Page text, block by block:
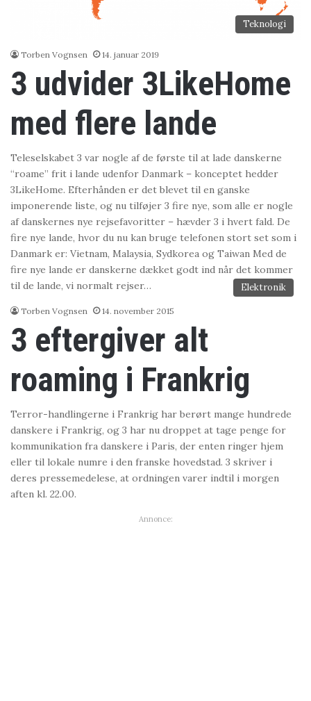
Teknologi
Torben Vognsen 14. januar 2019
3 udvider 3LikeHome
med flere lande
Teleselskabet 3 var nogle af de første til at lade danskerne
“roame” frit i lande udenfor Danmark – konceptet hedder
3LikeHome. Efterhånden er det blevet til en ganske
imponerende liste, og nu tilføjer 3 fire nye, som alle er nogle
af danskernes nye rejsefavoritter – hævder 3 i hvert fald. De
fire nye lande, hvor du nu kan bruge telefonen stort set som i
Danmark er: Vietnam, Malaysia, Sydkorea og Taiwan Med de
fire nye lande er danskerne dækket godt ind når det kommer
til de lande, vi normalt rejser…
Elektronik
Torben Vognsen 14. november 2015
3 eftergiver alt
roaming i Frankrig
Terror-handlingerne i Frankrig har berørt mange hundrede
danskere i Frankrig, og 3 har nu droppet at tage penge for
kommunikation fra danskere i Paris, der enten ringer hjem
eller til lokale numre i den franske hovedstad. 3 skriver i
deres pressemedelese, at ordningen varer indtil i morgen
aften kl. 22.00.
Annonce: